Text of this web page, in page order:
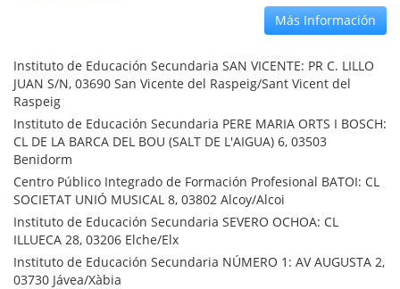
Más Información
Instituto de Educación Secundaria SAN VICENTE: PR C. LILLO
JUAN S/N, 03690 San Vicente del Raspeig/Sant Vicent del
Raspeig
Instituto de Educación Secundaria PERE MARIA ORTS I BOSCH:
CL DE LA BARCA DEL BOU (SALT DE L'AIGUA) 6, 03503
Benidorm
Centro Público Integrado de Formación Profesional BATOI: CL
SOCIETAT UNIÓ MUSICAL 8, 03802 Alcoy/Alcoi
Instituto de Educación Secundaria SEVERO OCHOA: CL
ILLUECA 28, 03206 Elche/Elx
Instituto de Educación Secundaria NÚMERO 1: AV AUGUSTA 2,
03730 Jávea/Xàbia